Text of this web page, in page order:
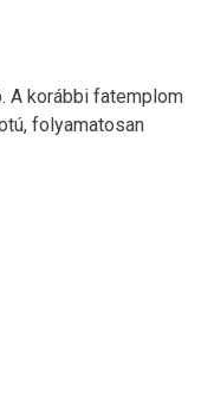
A korábbi fatemplom
folyamatosan